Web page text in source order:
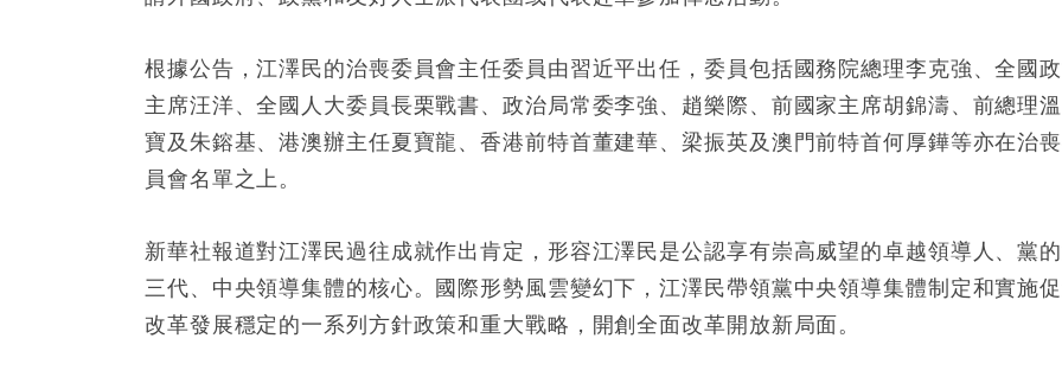
根據公告，江澤民的治喪委員會主任委員由習近平出任，委員包括國務院總理李克強、全國
主席汪洋、全國人大委員長栗戰書、政治局常委李強、趙樂際、前國家主席胡錦濤、前總理
寶及朱鎔基、港澳辦主任夏寶龍、香港前特首董建華、梁振英及澳門前特首何厚鏵等亦在治
員會名單之上。
新華社報道對江澤民過往成就作出肯定，形容江澤民是公認享有崇高威望的卓越領導人、黨
三代、中央領導集體的核心。國際形勢風雲變幻下，江澤民帶領黨中央領導集體制定和實施
改革發展穩定的一系列方針政策和重大戰略，開創全面改革開放新局面。